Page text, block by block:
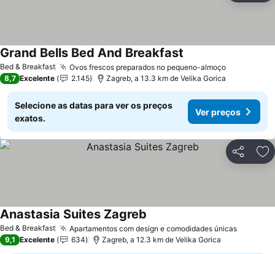
Bed & Breakfast Ovos frescos preparados no pequeno-almoçoVer preços
Grand Bells Bed And Breakfast
8,7 Excelente 2.145 Zagreb, a 13.3 km de Velika Gorica
Selecione as datas para ver os preços
exatos.
Ver preços
Partilhar
Bed & Breakfast Apartamentos com design e comodidades únicasVer
Anastasia Suites Zagreb
9,1 Excelente 634 Zagreb, a 12.3 km de Velika Gorica